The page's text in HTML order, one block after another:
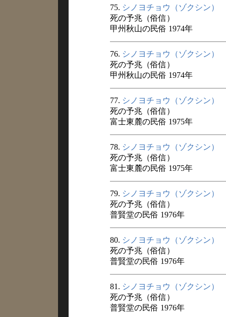
75. シノヨチョウ（ゾクシン）
死の予兆（俗信）
甲州秋山の民俗 1974年
76. シノヨチョウ（ゾクシン）
死の予兆（俗信）
甲州秋山の民俗 1974年
77. シノヨチョウ（ゾクシン）
死の予兆（俗信）
富士東麓の民俗 1975年
78. シノヨチョウ（ゾクシン）
死の予兆（俗信）
富士東麓の民俗 1975年
79. シノヨチョウ（ゾクシン）
死の予兆（俗信）
普賢堂の民俗 1976年
80. シノヨチョウ（ゾクシン）
死の予兆（俗信）
普賢堂の民俗 1976年
81. シノヨチョウ（ゾクシン）
死の予兆（俗信）
普賢堂の民俗 1976年